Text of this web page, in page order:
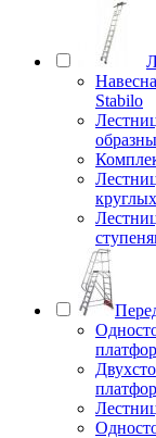
Stabilo